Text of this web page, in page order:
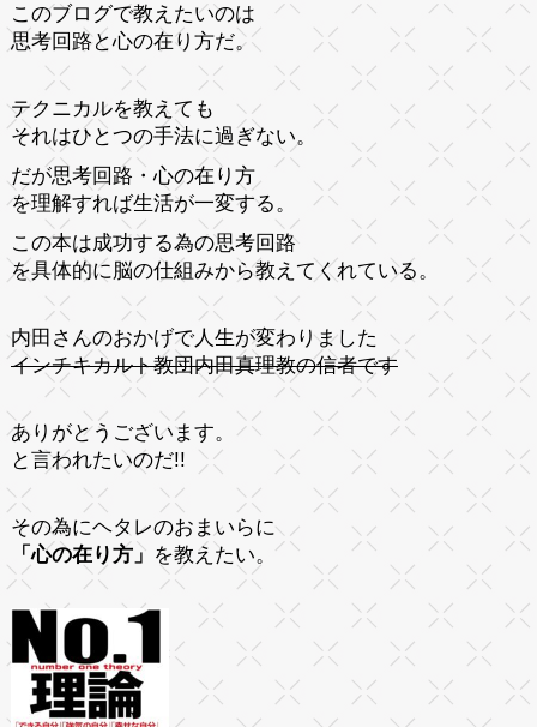
このブログで教えたいのは
思考回路と心の在り方だ。
テクニカルを教えても
それはひとつの手法に過ぎない。
だが思考回路・心の在り方
を理解すれば生活が一変する。
この本は成功する為の思考回路
を具体的に脳の仕組みから教えてくれている。
内田さんのおかげで人生が変わりました
インチキカルト教団内田真理教の信者です
ありがとうございます。
と言われたいのだ!!
その為にヘタレのおまいらに
「心の在り方」 を教えたい。